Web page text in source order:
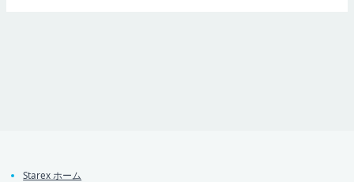
Starex ホーム